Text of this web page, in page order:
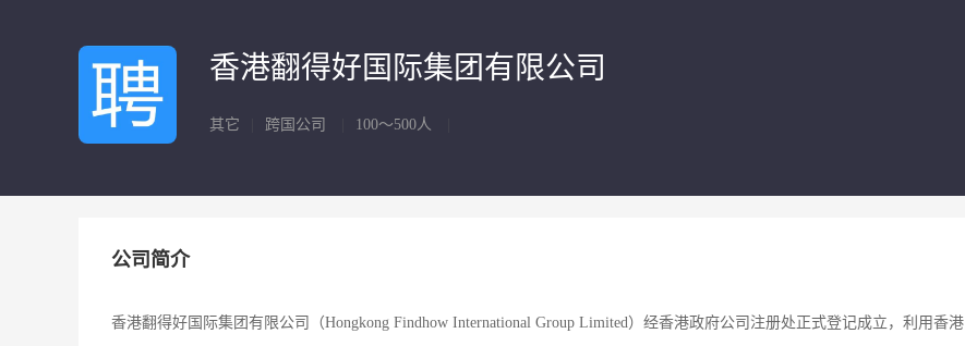
香港翻得好国际集团有限公司
其它 跨国公司 100～500人
公司简介
香港翻得好国际集团有限公司（Hongkong Findhow International Group Limited）经香港政府公司注册处正式登记成立，利用香港